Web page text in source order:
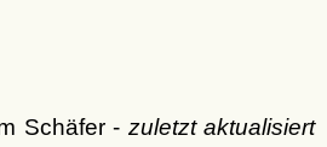
Schäfer - zuletzt aktualisiert